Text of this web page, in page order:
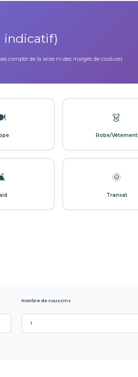
indicatif)
compte de la laize ni des marges de couture)
👗
Robe/Vêtement
🌞
Transat
Nombre de coussins